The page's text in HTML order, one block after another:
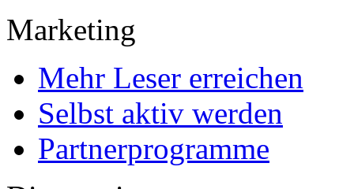
Marketing
Mehr Leser erreichen
Selbst aktiv werden
Partnerprogramme